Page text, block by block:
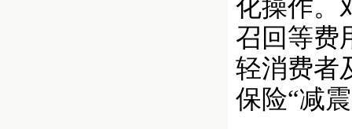
化操作。
召回等费
轻消费者
保险“减